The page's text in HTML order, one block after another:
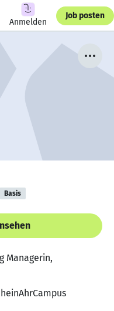
Anmelden
Job posten
Basis
Managerin,